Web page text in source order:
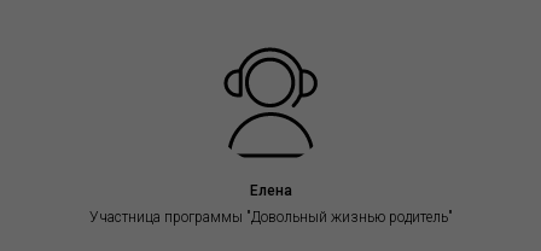
Елена
Участница программы "Довольный жизнью родитель"